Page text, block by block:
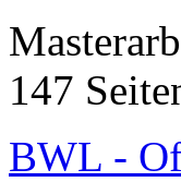
147
BWL -